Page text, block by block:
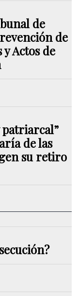
de
de
Actos de
patriarcal”
de las
su retiro